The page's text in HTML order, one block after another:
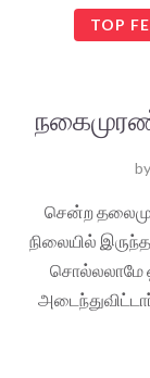
TOP
by
சென்ற
நிலையில்
சொல்லலாமே